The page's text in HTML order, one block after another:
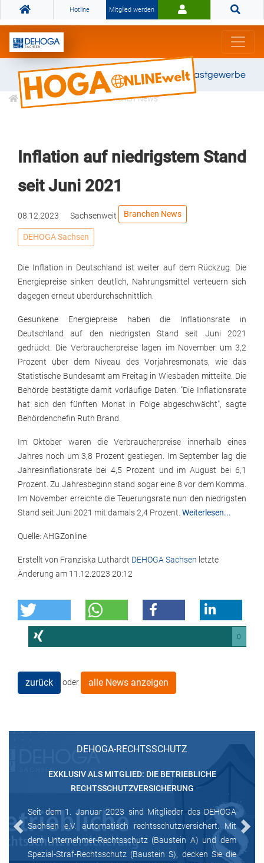
Hotline Mitglied werden
Gemeinsam stark für das Gastgewerbe
Informationen Branchen News
Inflation auf niedrigstem Stand
seit Juni 2021
08.12.2023 Sachsenweit Branchen News
DEHOGA Sachsen
Die Inflation in Deutschland ist weiter auf dem Rückzug. Die
Energiepreise sinken deutlich, Nahrungsmittel verteuern sich
dagegen erneut überdurchschnittlich.
Gesunkene Energiepreise haben die Inflationsrate in
Deutschland auf den niedrigsten Stand seit Juni 2021
gedrückt. Die Verbraucherpreise lagen im November um 3,2
Prozent über dem Niveau des Vorjahresmonats, wie das
Statistische Bundesamt am Freitag in Wiesbaden mitteilte. Die
Behörde bestätigte damit vorläufige Daten. "Die Inflationsrate
hat sich den fünften Monat in Folge abgeschwächt", sagte
Behördenchefin Ruth Brand.
Im Oktober waren die Verbraucherpreise innerhalb eines
Jahres noch um 3,8 Prozent gestiegen. Im September lag die
Jahresinflationsrate bei 4,5 Prozent und im August bei 6,1
Prozent. Zu Jahresbeginn stand sogar eine 8 vor dem Komma.
Im November erreichte die Teuerungsrate nun den niedrigsten
Stand seit Juni 2021 mit damals 2,4 Prozent. Weiterlesen...
Quelle: AHGZonline
Erstellt von Franziska Luthardt DEHOGA Sachsen letzte
Änderung am 11.12.2023 20:12
0
zurück oder alle News anzeigen
DEHOGA-RECHTSSCHUTZ
EXKLUSIV ALS MITGLIED: DIE BETRIEBLICHE
RECHTSSCHUTZVERSICHERUNG
Seit dem 1. Januar 2023 sind Mitglieder des DEHOGA
Sachsen e.V. automatisch rechtsschutzversichert. Mit
dem Unternehmer-Rechtsschutz (Baustein A) und dem
Spezial-Straf-Rechtsschutz (Baustein S), decken Sie die
Previous Next